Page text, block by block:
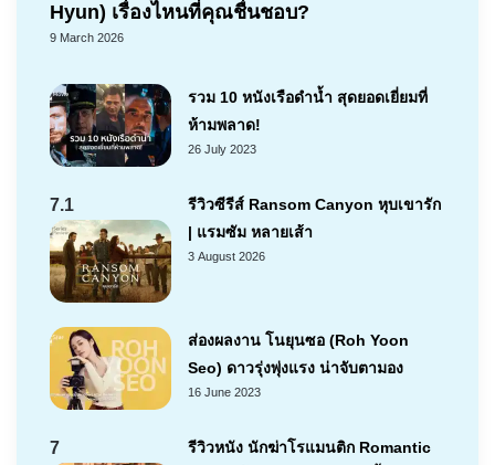
Hyun) เรื่องไหนที่คุณชื่นชอบ?
9 March 2026
รวม 10 หนังเรือดำน้ำ สุดยอดเยี่ยมที่
ห้ามพลาด!
26 July 2023
7.1
รีวิวซีรีส์ Ransom Canyon หุบเขารัก
| แรมซัม หลายเส้า
3 August 2026
ส่องผลงาน โนยุนซอ (Roh Yoon
Seo) ดาวรุ่งพุ่งแรง น่าจับตามอง
16 June 2023
7
รีวิวหนัง นักฆ่าโรแมนติก Romantic